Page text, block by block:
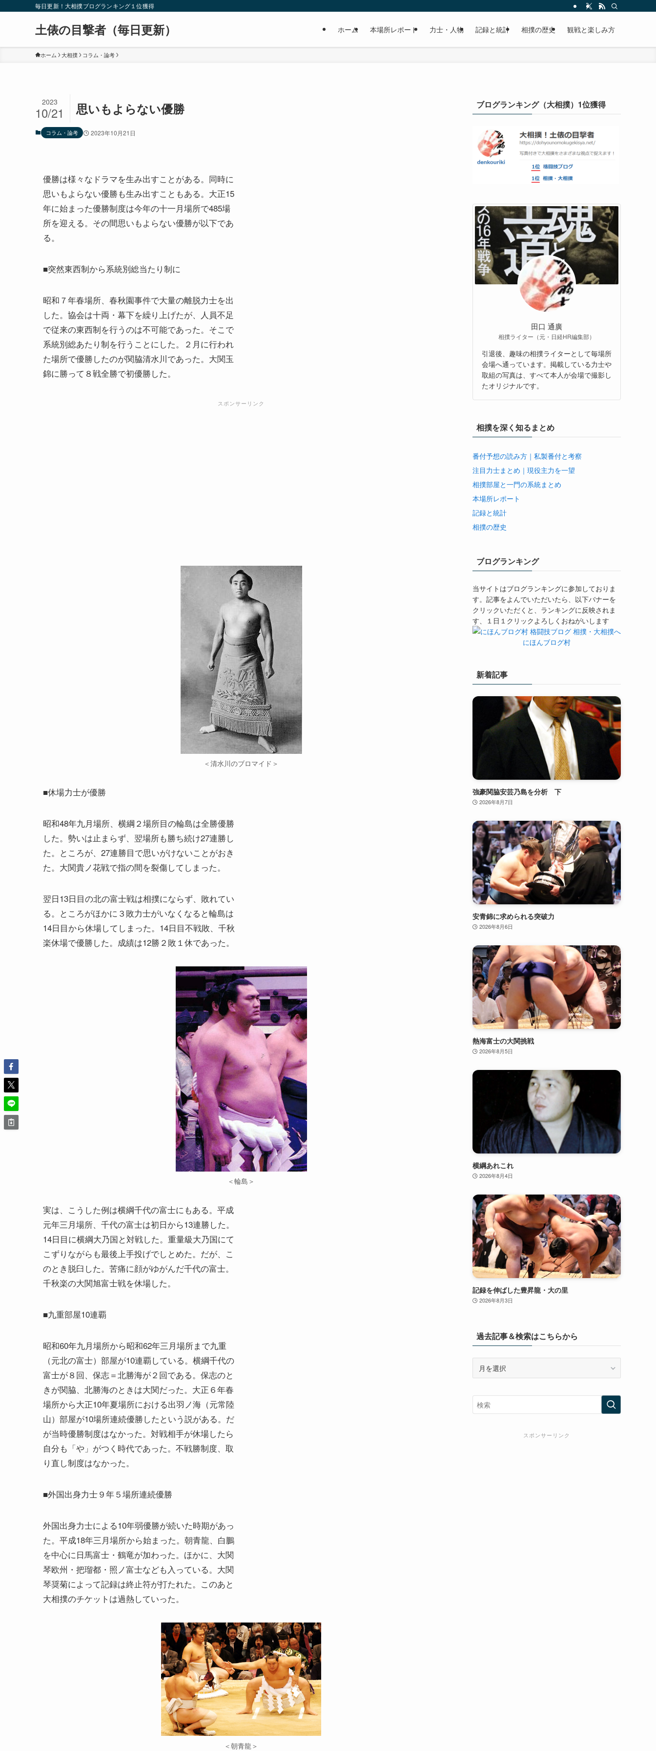
毎日更新！大相撲ブログランキング１位獲得
土俵の目撃者（毎日更新） ホーム 本場所レポート 力士・人物 記録と統計 相撲の歴史 観戦と楽しみ方
ホーム 大相撲 コラム・論考
思いもよらない優勝
2023
10/21
コラム・論考 2023年10月21日
優勝は様々なドラマを生み出すことがある。同時に
思いもよらない優勝も生み出すこともある。大正15
年に始まった優勝制度は今年の十一月場所で485場
所を迎える。その間思いもよらない優勝が以下であ
る。
■突然東西制から系統別総当たり制に
昭和７年春場所、春秋園事件で大量の離脱力士を出
した。協会は十両・幕下を繰り上げたが、人員不足
で従来の東西制を行うのは不可能であった。そこで
系統別総あたり制を行うことにした。２月に行われ
た場所で優勝したのが関脇清水川であった。大関玉
錦に勝って８戦全勝で初優勝した。
スポンサーリンク
＜清水川のブロマイド＞
■休場力士が優勝
昭和48年九月場所、横綱２場所目の輪島は全勝優勝
した。勢いは止まらず、翌場所も勝ち続け27連勝し
た。ところが、27連勝目で思いがけないことがおき
た。大関貴ノ花戦で指の間を裂傷してしまった。
翌日13日目の北の富士戦は相撲にならず、敗れてい
る。ところがほかに３敗力士がいなくなると輪島は
14日目から休場してしまった。14日目不戦敗、千秋
楽休場で優勝した。成績は12勝２敗１休であった。
＜輪島＞
実は、こうした例は横綱千代の富士にもある。平成
元年三月場所、千代の富士は初日から13連勝した。
14日目に横綱大乃国と対戦した。重量級大乃国にて
こずりながらも最後上手投げでしとめた。だが、こ
のとき脱臼した。苦痛に顔がゆがんだ千代の富士。
千秋楽の大関旭富士戦を休場した。
■九重部屋10連覇
昭和60年九月場所から昭和62年三月場所まで九重
（元北の富士）部屋が10連覇している。横綱千代の
富士が８回、保志＝北勝海が２回である。保志のと
きが関脇、北勝海のときは大関だった。大正６年春
場所から大正10年夏場所における出羽ノ海（元常陸
山）部屋が10場所連続優勝したという説がある。だ
が当時優勝制度はなかった。対戦相手が休場したら
自分も「や」がつく時代であった。不戦勝制度、取
り直し制度はなかった。
■外国出身力士９年５場所連続優勝
外国出身力士による10年弱優勝が続いた時期があっ
た。平成18年三月場所から始まった。朝青龍、白鵬
を中心に日馬富士・鶴竜が加わった。ほかに、大関
琴欧州・把瑠都・照ノ富士なども入っている。大関
琴奨菊によって記録は終止符が打たれた。このあと
大相撲のチケットは過熱していった。
＜朝青龍＞
ブログランキング（大相撲）1位獲得
田口 通廣
相撲ライター（元・日経HR編集部）
引退後、趣味の相撲ライターとして毎場所
会場へ通っています。掲載している力士や
取組の写真は、すべて本人が会場で撮影し
たオリジナルです。
相撲を深く知るまとめ
番付予想の読み方｜私製番付と考察
注目力士まとめ｜現役主力を一望
相撲部屋と一門の系統まとめ
本場所レポート
記録と統計
相撲の歴史
ブログランキング
当サイトはブログランキングに参加しておりま
す。記事をよんでいただいたら、以下バナーを
クリックいただくと、ランキングに反映されま
す、１日１クリックよろしくおねがいします
にほんブログ村
新着記事
強豪関脇安芸乃島を分析 下
2026年8月7日
安青錦に求められる突破力
2026年8月6日
熱海富士の大関挑戦
2026年8月5日
横綱あれこれ
2026年8月4日
記録を伸ばした豊昇龍・大の里
2026年8月3日
過去記事＆検索はこちらから
事
＆
検
スポンサーリンク